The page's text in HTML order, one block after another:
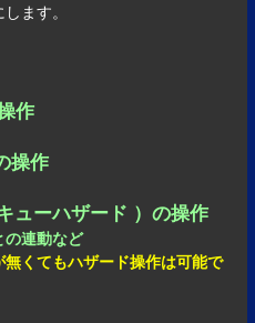
ます。
作
操作
ューハザード ）の操作
の連動など
無くてもハザード操作は可能で